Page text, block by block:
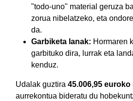
"todo-uno" material geruza
zorua nibelatzeko, eta
da.
Garbiketa lanak: Hormaren
garbituko dira, lurrak eta
kenduz.
Udalak guztira 45.006,95 euroko
aurrekontua bideratu du